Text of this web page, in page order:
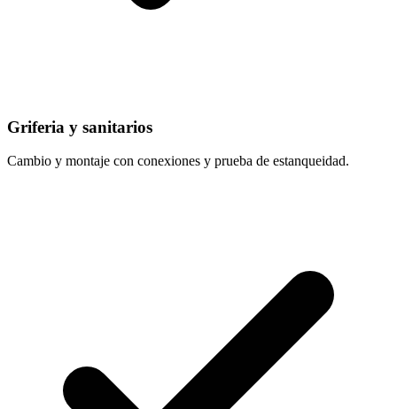
Griferia y sanitarios
Cambio y montaje con conexiones y prueba de estanqueidad.